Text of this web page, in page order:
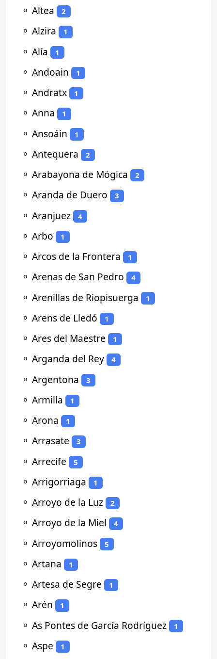
⚬ Altea 2
⚬ Alzira 1
⚬ Alía 1
⚬ Andoain 1
⚬ Andratx 1
⚬ Anna 1
⚬ Ansoáin 1
⚬ Antequera 2
⚬ Arabayona de Mógica 2
⚬ Aranda de Duero 3
⚬ Aranjuez 4
⚬ Arbo 1
⚬ Arcos de la Frontera 1
⚬ Arenas de San Pedro 4
⚬ Arenillas de Riopisuerga 1
⚬ Arens de Lledó 1
⚬ Ares del Maestre 1
⚬ Arganda del Rey 4
⚬ Argentona 3
⚬ Armilla 1
⚬ Arona 1
⚬ Arrasate 3
⚬ Arrecife 5
⚬ Arrigorriaga 1
⚬ Arroyo de la Luz 2
⚬ Arroyo de la Miel 4
⚬ Arroyomolinos 5
⚬ Artana 1
⚬ Artesa de Segre 1
⚬ Arén 1
⚬ As Pontes de García Rodríguez 1
⚬ Aspe 1